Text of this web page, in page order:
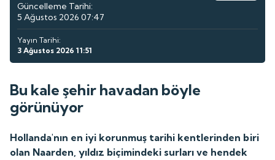
Güncelleme Tarihi:
5 Ağustos 2026 07:47
Yayın Tarihi:
3 Ağustos 2026 11:51
Bu kale şehir havadan böyle
görünüyor
Hollanda'nın en iyi korunmuş tarihi kentlerinden biri
olan Naarden, yıldız biçimindeki surları ve hendek